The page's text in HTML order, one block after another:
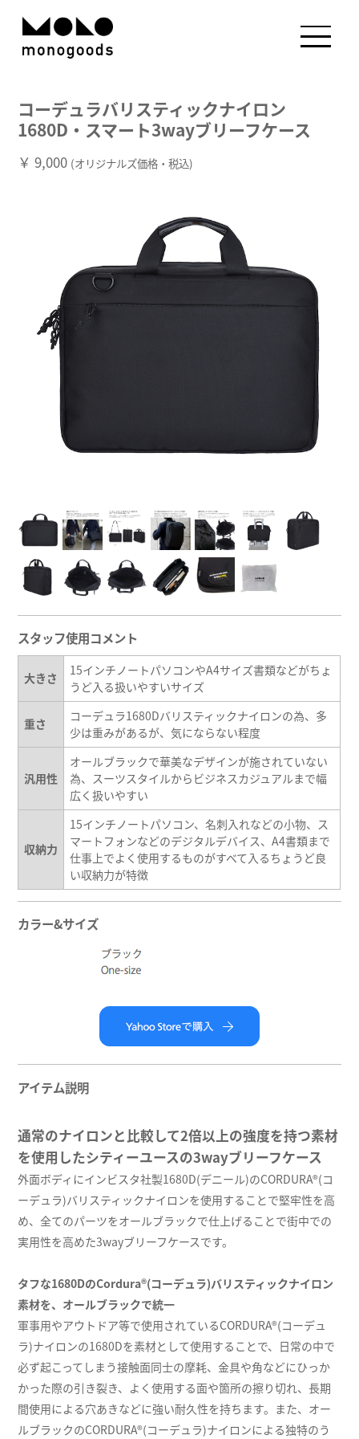
コーデュラバリスティックナイロン
1680D・スマート3wayブリーフケース
￥ 9,000 (オリジナルズ価格・税込)
スタッフ使用コメント
大きさ
15インチノートパソコンやA4サイズ書類などがちょ
うど入る扱いやすいサイズ
重さ
コーデュラ1680Dバリスティックナイロンの為、多
少は重みがあるが、気にならない程度
汎用性
オールブラックで華美なデザインが施されていない
為、スーツスタイルからビジネスカジュアルまで幅
広く扱いやすい
収納力
15インチノートパソコン、名刺入れなどの小物、ス
マートフォンなどのデジタルデバイス、A4書類まで
仕事上でよく使用するものがすべて入るちょうど良
い収納力が特徴
カラー&サイズ
アイテム説明
通常のナイロンと比較して2倍以上の強度を持つ素材
を使用したシティーユースの3wayブリーフケース
外面ボディにインビスタ社製1680D(デニール)のCORDURA®(コ
ーデュラ)バリスティックナイロンを使用することで堅牢性を高
め、全てのパーツをオールブラックで仕上げることで街中での
実用性を高めた3wayブリーフケースです。
タフな1680DのCordura®(コーデュラ)バリスティックナイロン
素材を、オールブラックで統一
軍事用やアウトドア等で使用されているCORDURA®(コーデュ
ラ)ナイロンの1680Dを素材として使用することで、日常の中で
必ず起こってしまう接触面同士の摩耗、金具や角などにひっか
かった際の引き裂き、よく使用する面や箇所の擦り切れ、長期
間使用による穴あきなどに強い耐久性を持ちます。また、オー
ルブラックのCORDURA®(コーデュラ)ナイロンによる独特のう